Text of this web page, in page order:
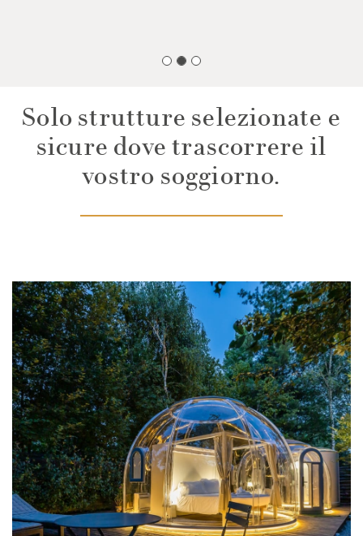
Solo strutture selezionate e
sicure dove trascorrere il
vostro soggiorno.